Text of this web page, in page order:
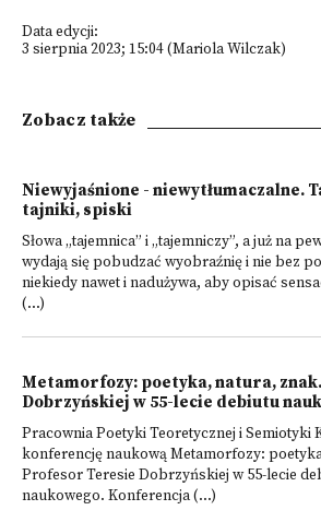
Data edycji:
3 sierpnia 2023; 15:04 (Mariola Wilczak)
Zobacz także
Niewyjaśnione - niewytłumaczalne.
tajniki, spiski
Słowa „tajemnica” i „tajemniczy”, a już na
wydają się pobudzać wyobraźnię i nie bez
niekiedy nawet i nadużywa, aby opisać
(...)
Metamorfozy: poetyka, natura,
Dobrzyńskiej w 55-lecie debiutu
Pracownia Poetyki Teoretycznej i Semiotyki
konferencję naukową Metamorfozy:
Profesor Teresie Dobrzyńskiej w 55-lecie
naukowego. Konferencja (...)